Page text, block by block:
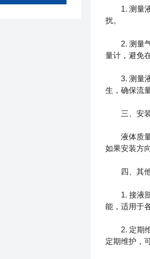
1. 测量
扰。
2. 测量
量计，避免
3. 测量
生，确保流
三、安
液体质量
如果安装方
四、其
1. 接液
能，适用于
2. 定期
定期维护，